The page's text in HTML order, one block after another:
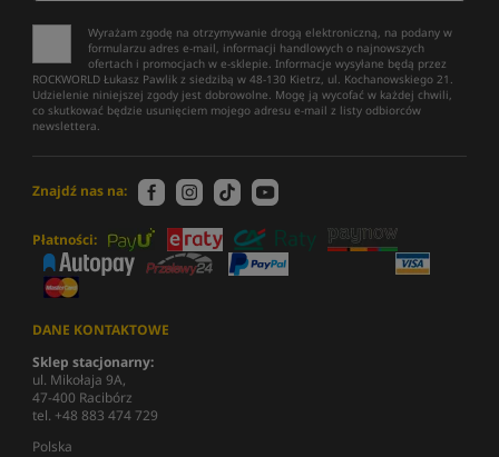
Wyrażam zgodę na otrzymywanie drogą elektroniczną, na podany w
formularzu adres e-mail, informacji handlowych o najnowszych
ofertach i promocjach w e-sklepie. Informacje wysyłane będą przez
ROCKWORLD Łukasz Pawlik z siedzibą w 48-130 Kietrz, ul. Kochanowskiego 21.
Udzielenie niniejszej zgody jest dobrowolne. Mogę ją wycofać w każdej chwili,
co skutkować będzie usunięciem mojego adresu e-mail z listy odbiorców
newslettera.
Znajdź nas na:
Płatności:
DANE KONTAKTOWE
Sklep stacjonarny:
ul. Mikołaja 9A,
47-400 Racibórz
tel. +48 883 474 729
Polska